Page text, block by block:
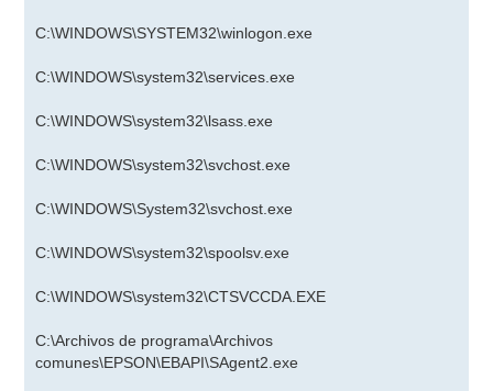
C:\WINDOWS\SYSTEM32\winlogon.exe
C:\WINDOWS\system32\services.exe
C:\WINDOWS\system32\lsass.exe
C:\WINDOWS\system32\svchost.exe
C:\WINDOWS\System32\svchost.exe
C:\WINDOWS\system32\spoolsv.exe
C:\WINDOWS\system32\CTSVCCDA.EXE
C:\Archivos de programa\Archivos
comunes\EPSON\EBAPI\SAgent2.exe